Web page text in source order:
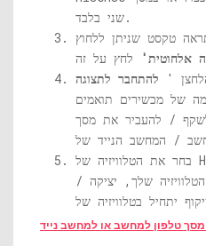
שני בלבד.
טקסט שניתן ללחוץ
אלחוטית'
' להתחבר לתצוגה
של מכשירים תואמים
/ להעביר את מסך
בחר את הטלוויזיה של Hisense שלך ​​מהרשימה
שלך, יציקה /
מסך טלפון למחשב או למחשב נייד